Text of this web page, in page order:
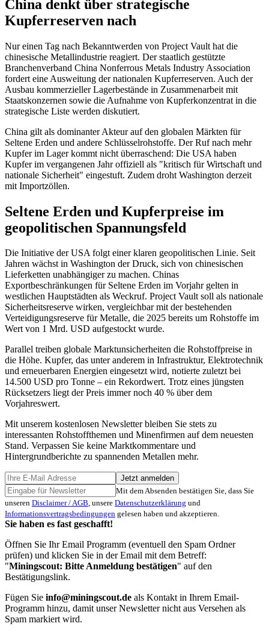
China denkt über strategische
Kupferreserven nach
Nur einen Tag nach Bekanntwerden von Project Vault hat die
chinesische Metallindustrie reagiert. Der staatlich gestützte
Branchenverband China Nonferrous Metals Industry Association
fordert eine Ausweitung der nationalen Kupferreserven. Auch der
Ausbau kommerzieller Lagerbestände in Zusammenarbeit mit
Staatskonzernen sowie die Aufnahme von Kupferkonzentrat in die
strategische Liste werden diskutiert.
China gilt als dominanter Akteur auf den globalen Märkten für
Seltene Erden und andere Schlüsselrohstoffe. Der Ruf nach mehr
Kupfer im Lager kommt nicht überraschend: Die USA haben
Kupfer im vergangenen Jahr offiziell als "kritisch für Wirtschaft und
nationale Sicherheit" eingestuft. Zudem droht Washington derzeit
mit Importzöllen.
Seltene Erden und Kupferpreise im
geopolitischen Spannungsfeld
Die Initiative der USA folgt einer klaren geopolitischen Linie. Seit
Jahren wächst in Washington der Druck, sich von chinesischen
Lieferketten unabhängiger zu machen. Chinas
Exportbeschränkungen für Seltene Erden im Vorjahr gelten in
westlichen Hauptstädten als Weckruf. Project Vault soll als nationale
Sicherheitsreserve wirken, vergleichbar mit der bestehenden
Verteidigungsreserve für Metalle, die 2025 bereits um Rohstoffe im
Wert von 1 Mrd. USD aufgestockt wurde.
Parallel treiben globale Marktunsicherheiten die Rohstoffpreise in
die Höhe. Kupfer, das unter anderem in Infrastruktur, Elektrotechnik
und erneuerbaren Energien eingesetzt wird, notierte zuletzt bei
14.500 USD pro Tonne – ein Rekordwert. Trotz eines jüngsten
Rücksetzers liegt der Preis immer noch 40 % über dem
Vorjahreswert.
Mit unserem kostenlosen Newsletter bleiben Sie stets zu
interessanten Rohstoffthemen und Minenfirmen auf dem neuesten
Stand. Verpassen Sie keine Marktkommentare und
Hintergrundberichte zu spannenden Metallen mehr.
Jetzt anmelden
Mit dem Absenden bestätigen Sie, dass Sie
unseren Disclaimer / AGB, unsere Datenschutzerklärung und
Informationsvertragsbedingungen gelesen haben und akzeptieren.
Sie haben es fast geschafft!
Öffnen Sie Ihr Email Programm (eventuell den Spam Ordner
prüfen) und klicken Sie in der Email mit dem Betreff:
"Miningscout: Bitte Anmeldung bestätigen" auf den
Bestätigungslink.
Fügen Sie info@miningscout.de als Kontakt in Ihrem Email-
Programm hinzu, damit unser Newsletter nicht aus Versehen als
Spam markiert wird.